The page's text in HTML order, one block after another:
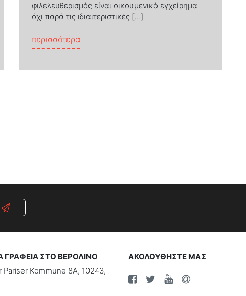
οικιακών εργατριών στην Αθήνα
φιλελευθερισμός είναι οικουμενικό εγχείρημα
όχι παρά τις ιδιαιτεριστικές […]
περισσότερα
ΓΡΑΦΕΙΑ ΣΤΟ ΒΕΡΟΛΙΝΟ
Pariser Kommune 8A, 10243,
ΑΚΟΛΟΥΘΗΣΤΕ ΜΑΣ